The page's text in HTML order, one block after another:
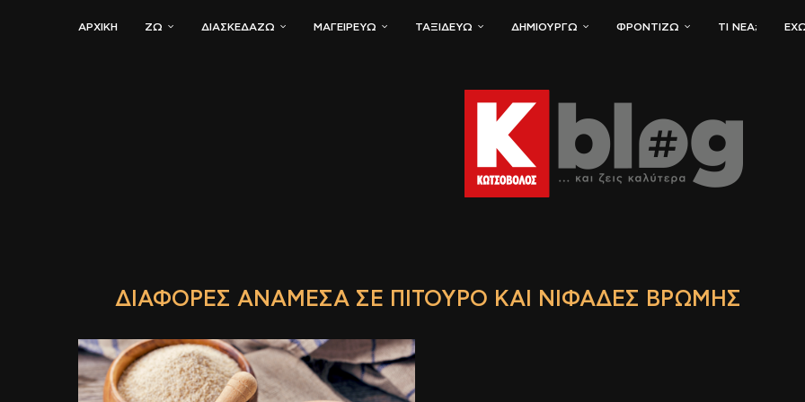
ΑΡΧΙΚΗ ΖΏ ΔΙΑΣΚΕΔΆΖΩ ΜΑΓΕΙΡΕΎΩ ΤΑΞΙΔΕΎΩ ΔΗΜΙΟΥΡΓΏ ΦΡΟΝΤΊΖΩ ΤΙ ΝΈΑ;
ΔΙΑΦΟΡΈΣ ΑΝΆΜΕΣΑ ΣΕ ΠΊΤΟΥΡΟ ΚΑΙ ΝΙΦΆΔΕΣ ΒΡΏΜΗΣ